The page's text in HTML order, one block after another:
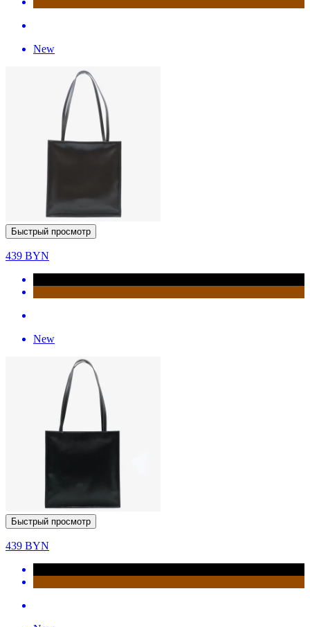
New
Быстрый просмотр
439 BYN
New
Быстрый просмотр
439 BYN